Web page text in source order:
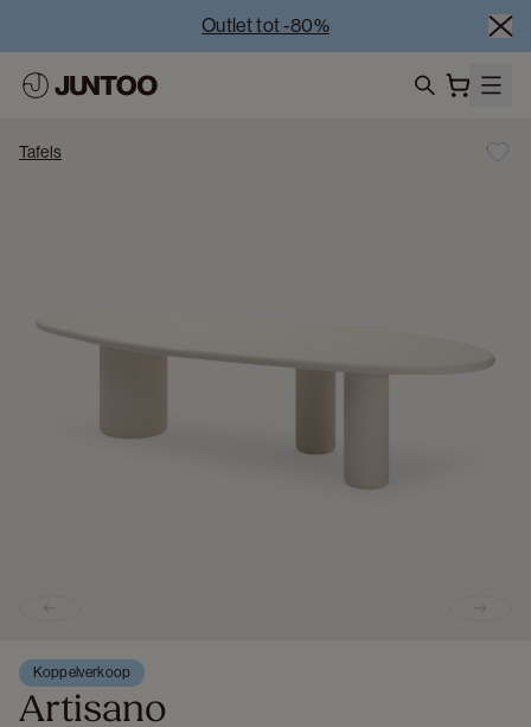
Outlet tot -80%
Tafels
Koppelverkoop
Artisano